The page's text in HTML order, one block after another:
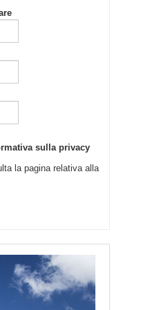
sulla privacy
la pagina relativa alla